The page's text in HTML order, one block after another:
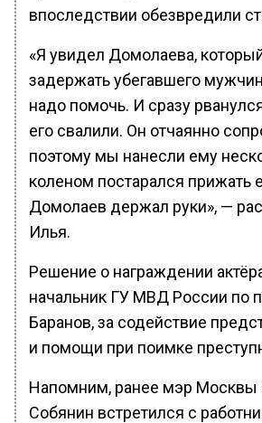
впоследствии обезвредили
«Я увидел Домолаева,
задержать убегавшего
надо помочь. И сразу
его свалили. Он отчаянно
поэтому мы нанесли ему
коленом постарался прижать
Домолаев держал руки», —
Илья.
Решение о награждении
начальник ГУ МВД России по
Баранов, за содействие
и помощи при поимке
Напомним, ранее мэр Москвы
Собянин встретился с